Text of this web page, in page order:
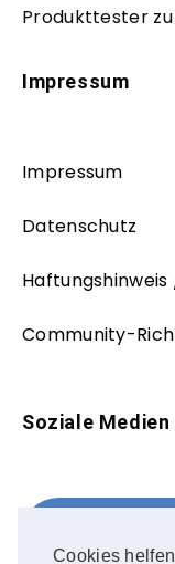
Cookies
Produkttester
Impressum
Impressum
Datenschutz
Community-
Soziale Medien
FOLLOW ME!